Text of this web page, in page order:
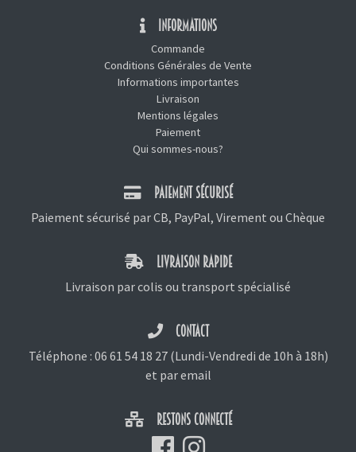
INFORMATIONS
Commande
Conditions Générales de Vente
Informations importantes
Livraison
Mentions légales
Paiement
Qui sommes-nous?
PAIEMENT SÉCURISÉ
Paiement sécurisé par CB, PayPal, Virement ou Chèque
LIVRAISON RAPIDE
Livraison par colis ou transport spécialisé
CONTACT
Téléphone : 06 61 54 18 27(Lundi-Vendredi de 10h à 18h)
et par email
RESTONS CONNECTÉ